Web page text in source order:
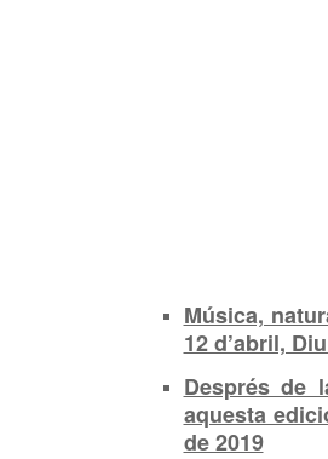
Música,
12 d’abril,
Després de
aquesta
de 2019